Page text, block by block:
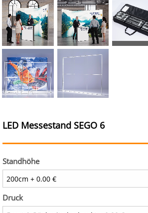
LED Messestand SEGO 6
Standhöhe
Druck